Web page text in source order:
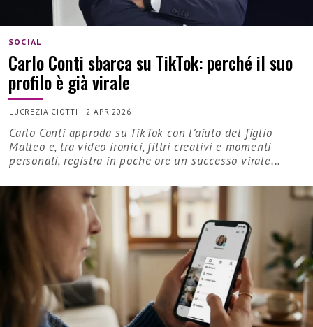
SOCIAL
Carlo Conti sbarca su TikTok: perché il suo
profilo è già virale
LUCREZIA CIOTTI |2 APR 2026
Carlo Conti approda su TikTok con l’aiuto del figlio
Matteo e, tra video ironici, filtri creativi e momenti
personali, registra in poche ore un successo virale...